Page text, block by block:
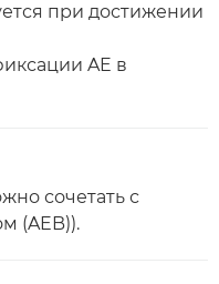
при достижении
AE в
сочетать с
(AEB)).